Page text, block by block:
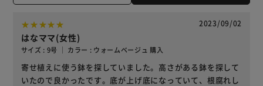
2023/09/02
はなママ(女性)
サイズ : 9号 ｜ カラー : ウォームベージュ 購入
寄せ植えに使う鉢を探していました。高さがある鉢を探して
いたので良かったです。底が上げ底になっていて、根腐れし